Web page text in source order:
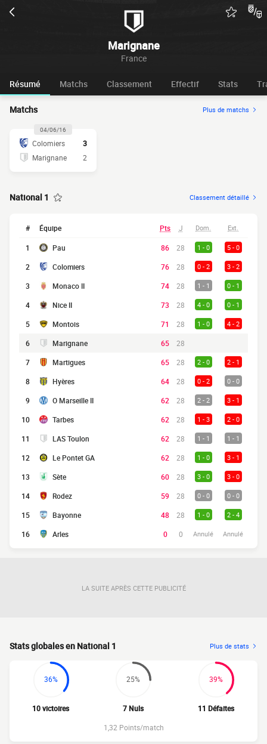
Marignane
France
Résumé Matchs Classement Effectif Stats
Matchs Plus de matchs
04/06/16
Colomiers
3
Marignane
2
National 1 Classement détaillé
# Équipe Pts J Dom. Ext.
1 Pau 86 28 1 - 0 5 - 0
2 Colomiers 76 28 0 - 2 3 - 2
3 Monaco II 74 28 1 - 1 0 - 1
4 Nice II 73 28 4 - 0 0 - 1
5 Montois 71 28 1 - 0 4 - 2
6 Marignane 65
28
7
Martigues 65 28 2 - 0 2 - 1
8 Hyères 64 28 0 - 2 0 - 0
9 O Marseille II 62 28 2 - 2 3 - 1
10 Tarbes 62 28 1 - 3 2 - 0
11 LAS Toulon 62 28 1 - 1 1 - 1
12 Le Pontet GA 62 28 1 - 0 3 - 1
13 Sète 60 28 3 - 0 3 - 0
14 Rodez 59 28 0 - 0 0 - 0
15 Bayonne 48 28 1 - 0 2 - 4
16 Arles 0 0 Annulé Annulé
LA SUITE APRÈS CETTE PUBLICITÉ
Stats globales en National 1 Plus de stats
36%
10 victoires
25%
7 Nuls
39%
11 Défaites
1,32 Points/match